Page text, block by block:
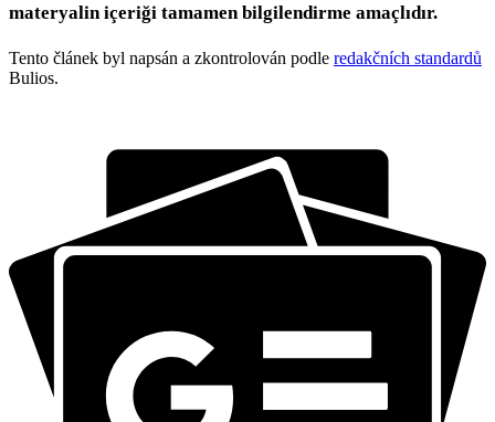
materyalin içeriği tamamen bilgilendirme amaçlıdır.
Tento článek byl napsán a zkontrolován podle redakčních standardů
Bulios.